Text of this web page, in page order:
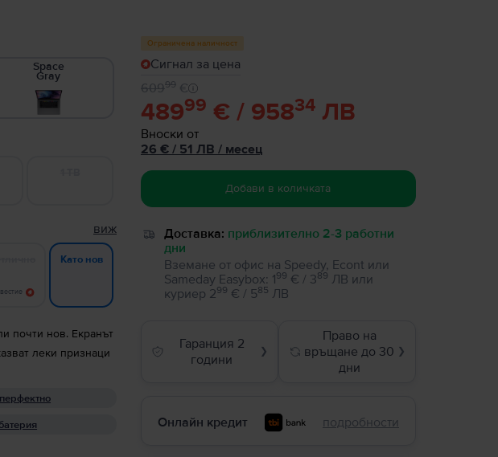
Space
Gray
виж
Като нов
почти нов. Екранът
леки признаци
Ограничена наличност
Сигнал за цена
48999 € / 95834ЛВ
60999 €
Вноски от
26 €/ 51 ЛВ / месец
Добави в количката
Доставка: приблизително 2-3 работни
дни
Вземане от офис на Speedy, Econt или
Sameday Easybox: 199 € / 389 ЛВ или
куриер 299 € / 585 ЛВ
Гаранция 2
години
❯
Право на
връщане до 30
дни
❯
Онлайн кредит подробности